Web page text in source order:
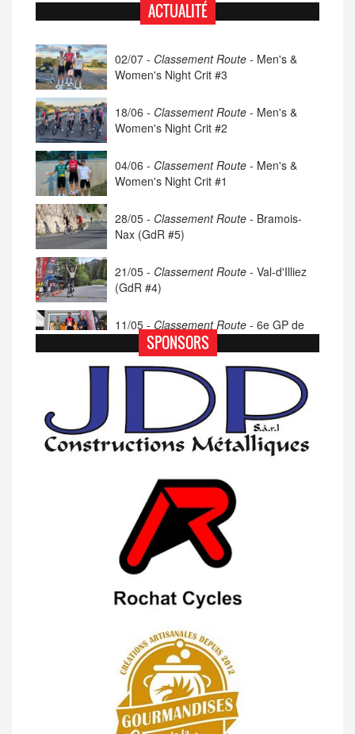
ACTUALITÉ
02/07 - Classement Route - Men's &
Women's Night Crit #3
18/06 - Classement Route - Men's &
Women's Night Crit #2
04/06 - Classement Route - Men's &
Women's Night Crit #1
28/05 - Classement Route - Bramois-
Nax (GdR #5)
21/05 - Classement Route - Val-d'Illiez
(GdR #4)
11/05 - Classement Route - 6e GP de
Porsel (TdC #4)
07/05 - Classement Route -
Blonay-Les
Pléiades (GdR #3)
23/04 -Classement Route -4e Pringy -
Moléson (TdC #3)
14/04 -Photos -Les photos du 5e GP
de Semsales
14/04 -Classement Route -
Semsales (TdC #2)
SPONSORS